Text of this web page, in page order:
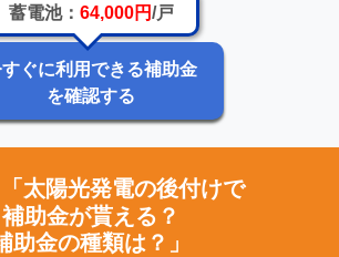
蓄電池： 64,000円/戸
ぐに利用できる補助金
を確認する
「太陽光発電の後付けで
補助金が貰える？
助金の種類は？」